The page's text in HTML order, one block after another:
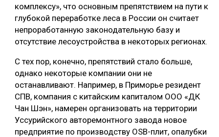
комплексу», что основным препятствием на пути к
глубокой переработке леса в России он считает
непроработанную законодательную базу и
отсутствие лесоустройства в некоторых регионах.
С тех пор, конечно, препятствий стало больше,
однако некоторые компании они не
останавливают. Например, в Приморье резидент
СПВ, компания с китайским капиталом ООО «ДК
Чан Шэн», намерен организовать на территории
Уссурийского авторемонтного завода новое
предприятие по производству OSB-плит, опалубки